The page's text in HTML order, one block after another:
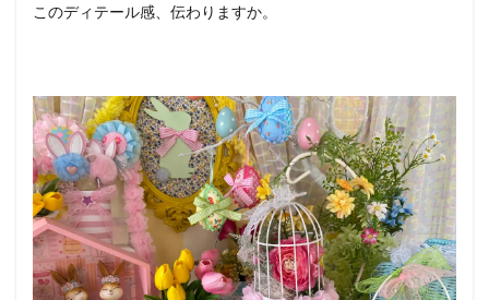
このディテール感、伝わりますか。